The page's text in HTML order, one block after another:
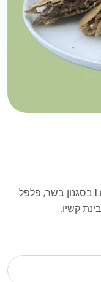
טורטיות מחיטה מלאה, קציצת Let''s Plant בסגנון בשר, פלפל
קשיו.